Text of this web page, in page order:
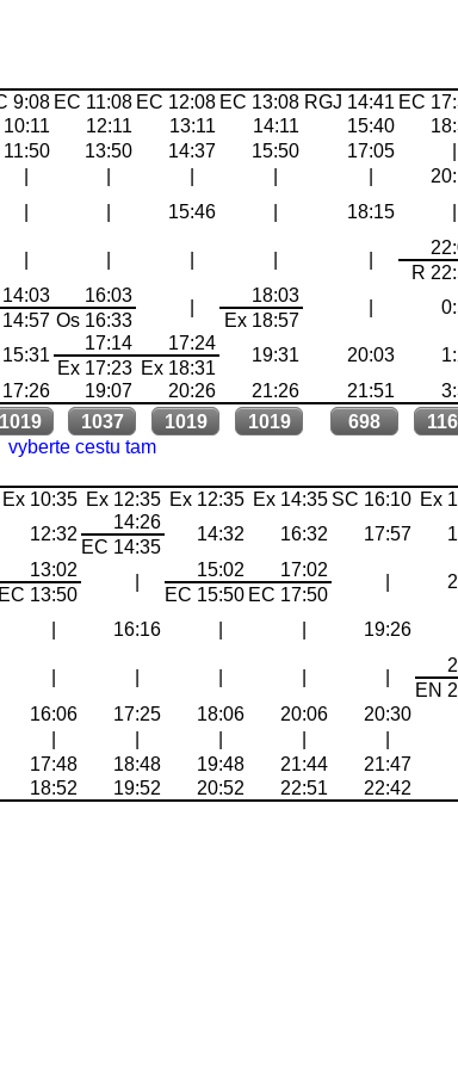
1037 1019 1019 698
vyberte cestu tam
9:08 EC 11:08 EC 12:08 EC 13:08 RGJ 14:41 EC
10:11 12:11 13:11 14:11 15:40
11:50 13:50 14:37 15:50 17:05
15:46 18:15
R
14:03 16:03 18:03
14:57 Os 16:33
Ex 18:57
15:31
17:14 17:24
19:31 20:03
Ex 17:23 Ex 18:31
17:26 19:07 20:26 21:26 21:51
Ex 10:35 Ex 12:35 Ex 12:35 Ex 14:35 SC 16:10 Ex
12:32
14:26
14:32 16:32 17:57
EC 14:35
13:02 15:02 17:02
EC 13:50 EC 15:50 EC 17:50
16:16 19:26
EN
16:06 17:25 18:06 20:06 20:30
17:48 18:48 19:48 21:44 21:47
18:52 19:52 20:52 22:51 22:42